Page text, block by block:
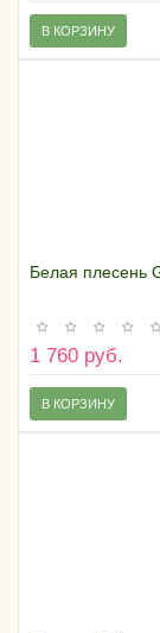
В КОРЗИНУ
Белая плесень
1 760 руб.
В КОРЗИНУ